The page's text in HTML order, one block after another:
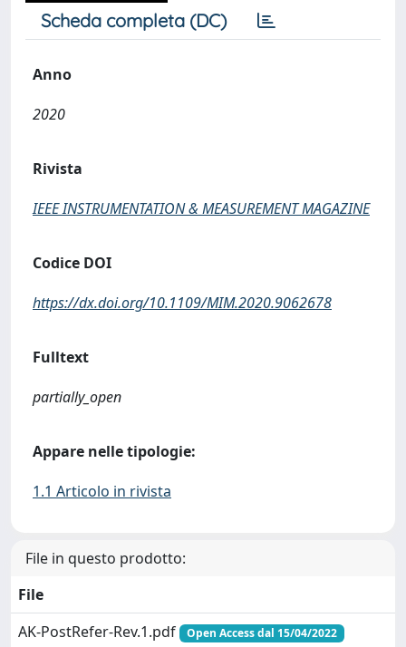
Scheda completa (DC)
Anno
2020
Rivista
IEEE INSTRUMENTATION & MEASUREMENT MAGAZINE
Codice DOI
https://dx.doi.org/10.1109/MIM.2020.9062678
Fulltext
partially_open
Appare nelle tipologie:
1.1 Articolo in rivista
File in questo prodotto:
File
AK-PostRefer-Rev.1.pdf
Open Access dal 15/04/2022